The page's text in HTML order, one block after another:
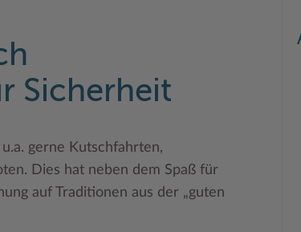
Sicherheit
gerne Kutschfahrten,
Dies hat neben dem Spaß für
auf Traditionen aus der „guten